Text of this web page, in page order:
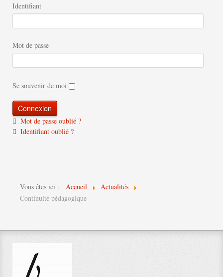
Identifiant
Mot de passe
Se souvenir de moi
Mot de passe oublié ?
Identifiant oublié ?
Vous êtes ici : Accueil
Actualités
Continuité pédagogique